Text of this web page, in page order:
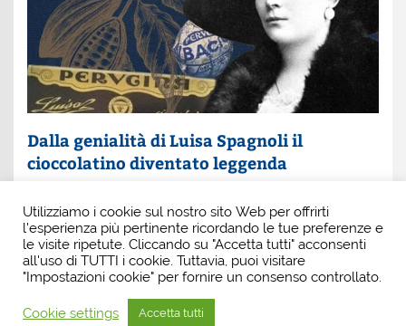
Dalla genialità di Luisa Spagnoli il
cioccolatino diventato leggenda
Spagnoli. È lei la donna che, con intuito e coraggio, ha
scritto una pagina indimenticabile della
Utilizziamo i cookie sul nostro sito Web per offrirti
l'esperienza più pertinente ricordando le tue preferenze e
le visite ripetute. Cliccando su "Accetta tutti" acconsenti
all'uso di TUTTI i cookie. Tuttavia, puoi visitare
"Impostazioni cookie" per fornire un consenso controllato.
Cookie settings Accetta tutti